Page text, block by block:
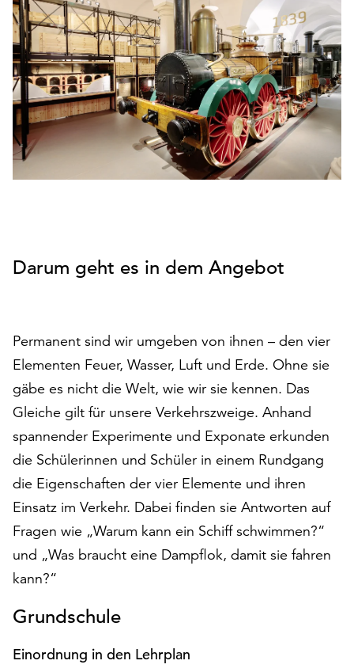
den
Betrieb
der
Seite
notwendig
sind
(funktionale
Cookies),
sowie
solche,
Statistikzwecken
Klicken
auf
„Alle
akzeptieren“,
alle
Cookies
zu
akzeptieren.
Sie
können
Ihr
Einverständnis
jederzeit
ändern
und
widerrufen.
Dafür
Darum geht es in dem Angebot
Permanent sind wir umgeben von ihnen – den vier
Elementen Feuer, Wasser, Luft und Erde. Ohne sie
gäbe es nicht die Welt, wie wir sie kennen. Das
Gleiche gilt für unsere Verkehrs­zweige. Anhand
spannender Experimente und Exponate erkunden
die Schülerinnen und Schüler in einem Rundgang
die Eigenschaften der vier Elemente und ihren
Einsatz im Verkehr. Dabei finden sie Antworten auf
Fragen wie „Warum kann ein Schiff schwimmen?“
und „Was braucht eine Dampflok, damit sie fahren
kann?“
Grundschule
Einordnung in den Lehrplan